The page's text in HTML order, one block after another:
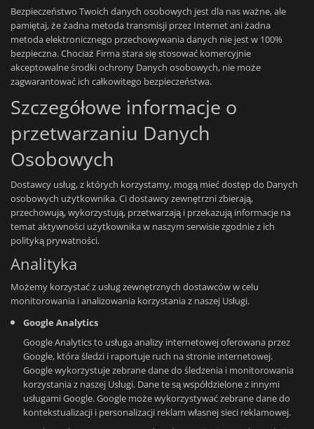
Bezpieczeństwo Twoich danych osobowych jest dla nas ważne, ale
pamiętaj, że żadna metoda transmisji przez Internet ani żadna
metoda elektronicznego przechowywania danych nie jest w 100%
bezpieczna. Chociaż Firma stara się stosować komercyjnie
akceptowalne środki ochrony Danych osobowych, nie może
zagwarantować ich całkowitego bezpieczeństwa.
Szczegółowe informacje o
przetwarzaniu Danych
Osobowych
Dostawcy usług, z których korzystamy, mogą mieć dostęp do Danych
osobowych użytkownika. Ci dostawcy zewnętrzni zbierają,
przechowują, wykorzystują, przetwarzają i przekazują informacje na
temat aktywności użytkownika w naszym serwisie zgodnie z ich
polityką prywatności.
Analityka
Możemy korzystać z usług zewnętrznych dostawców w celu
monitorowania i analizowania korzystania z naszej Usługi.
Google Analytics
Google Analytics to usługa analizy internetowej oferowana przez
Google, która śledzi i raportuje ruch na stronie internetowej.
Google wykorzystuje zebrane dane do śledzenia i monitorowania
korzystania z naszej Usługi. Dane te są współdzielone z innymi
usługami Google. Google może wykorzystywać zebrane dane do
kontekstualizacji i personalizacji reklam własnej sieci reklamowej.